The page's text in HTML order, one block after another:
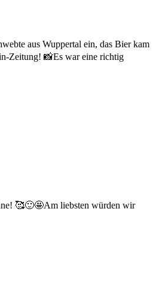
aus Wuppertal ein, das Bier kam
Zeitung! 📸Es war eine richtig
🥰🙂🤩Am liebsten würden wir